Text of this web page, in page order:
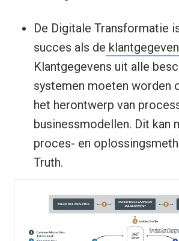
De Digitale Transformatie
succes als de
Klantgegevens uit alle
systemen moeten worden
het herontwerp van
businessmodellen. Dit kan
proces- en
Truth.